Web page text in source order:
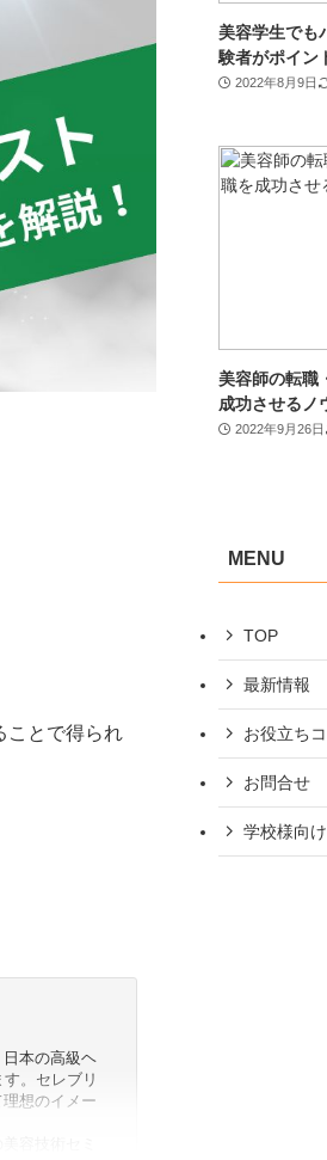
ことで得られ
本の高級ヘ
。セレブリ
想のイメー
美容学生でも
験者がポイン
2022年8月9日
美容師の転職
成功させるノ
2022年9月26日
MENU
TOP
最新情報
お役立ち
お問合せ
学校様向け